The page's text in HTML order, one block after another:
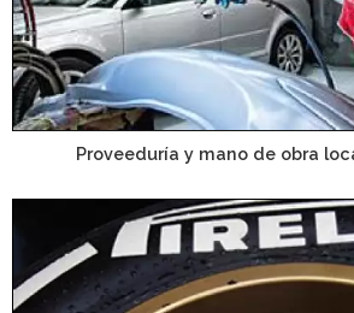
Proveeduría y mano de obra